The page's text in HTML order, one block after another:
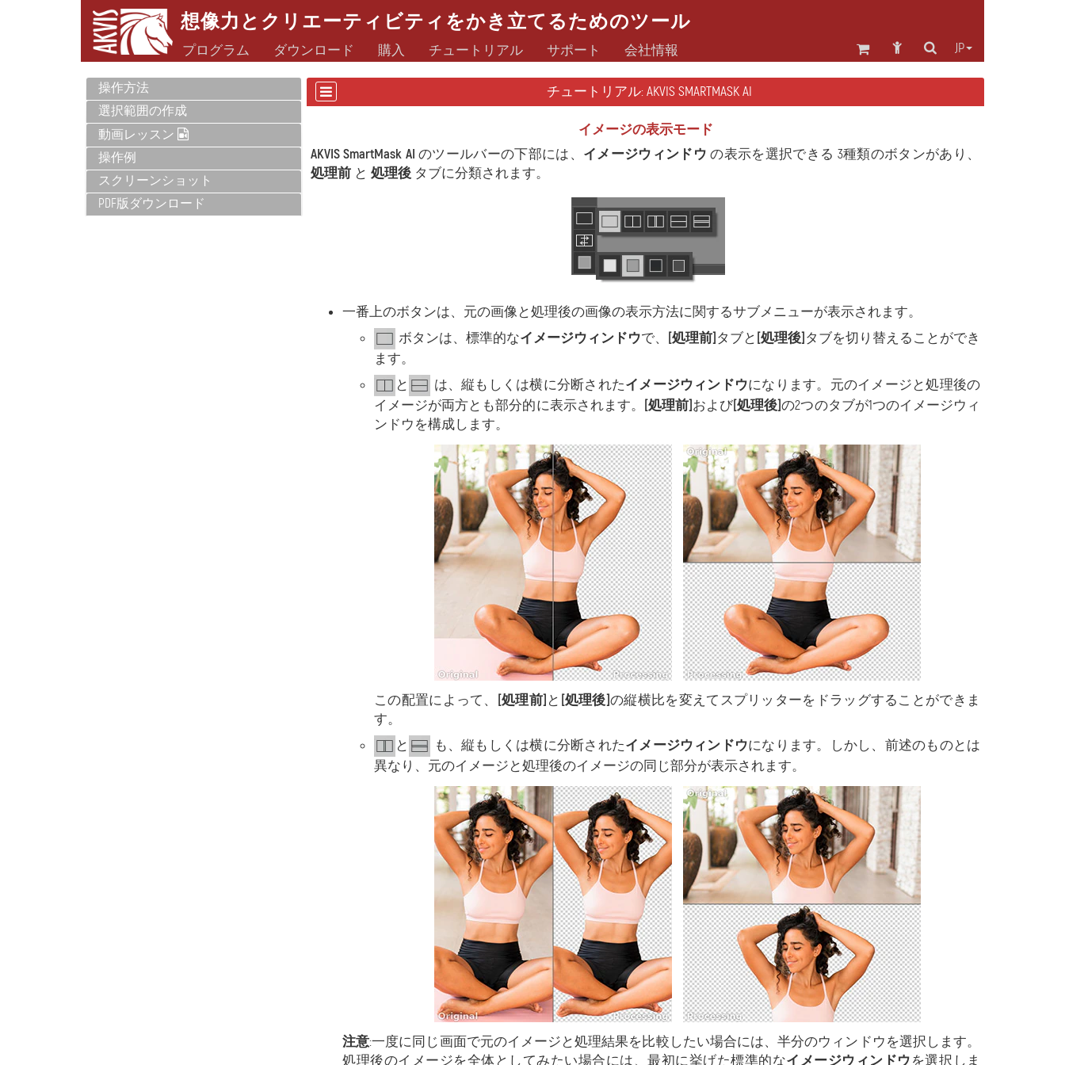
想像力とクリエーティビティをかき立てるためのツール
JP
プログラム ダウンロード 購入 チュートリアル サポート 会社情報
操作方法
選択範囲の作成
動画レッスン
操作例
スクリーンショット
PDF版ダウンロード
チュートリアル: AKVIS SMARTMASK AI
イメージの表示モード
AKVIS SmartMask AI のツールバーの下部には、 イメージウィンドウ の表示を選択できる 3種類のボタンがあり、
処理前 と 処理後 タブに分類されます。
一番上のボタンは、元の画像と処理後の画像の表示方法に関するサブメニューが表示されます。
ボタンは、標準的なイメージウィンドウで、 [処理前]タブと [処理後]タブを切り替えることができ
ます。
と
は、縦もしくは横に分断されたイメージウィンドウになります。元のイメージと処理後の
イメージが両方とも部分的に表示されます。
[処理前]および[処理後]の2つのタブが1つのイメージウィ
ンドウを構成します。
この配置によって、 [処理前] と [処理後]の縦横比を変えてスプリッターをドラッグすることができま
す。
と
も、縦もしくは横に分断されたイメージウィンドウになります。しかし、前述のものとは
異なり、元のイメージと処理後のイメージの同じ部分が表示されます。
注意:一度に同じ画面で元のイメージと処理結果を比較したい場合には、半分のウィンドウを選択します。
処理後のイメージを全体としてみたい場合には、最初に挙げた標準的なイメージウィンドウを選択しま